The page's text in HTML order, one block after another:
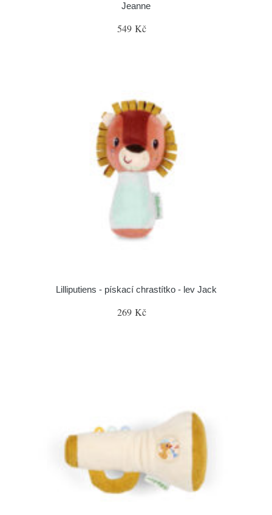
Jeanne
549 Kč
Lilliputiens - pískací chrastítko - lev Jack
269 Kč